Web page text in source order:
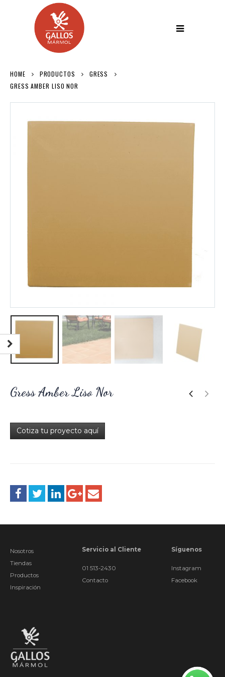
HOME PRODUCTOS
GRESS
GRESS AMBER LISO NOR
Gress Amber Liso Nor
Cotiza tu proyecto aquí
Nosotros
Tiendas
Productos
Inspiración
Servicio al Cliente
01 513-2430
Contacto
Síguenos
Instagram
Facebook